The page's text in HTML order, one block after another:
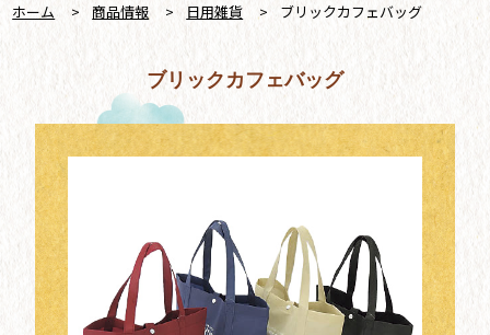
ホーム > 商品情報 > 日用雑貨 > ブリックカフェバッグ
ブリックカフェバッグ